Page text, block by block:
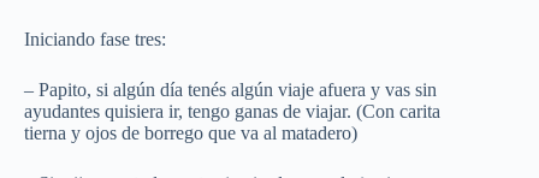
Iniciando fase tres:
– Papito, si algún día tenés algún viaje afuera y vas sin
ayudantes quisiera ir, tengo ganas de viajar. (Con carita
tierna y ojos de borrego que va al matadero)